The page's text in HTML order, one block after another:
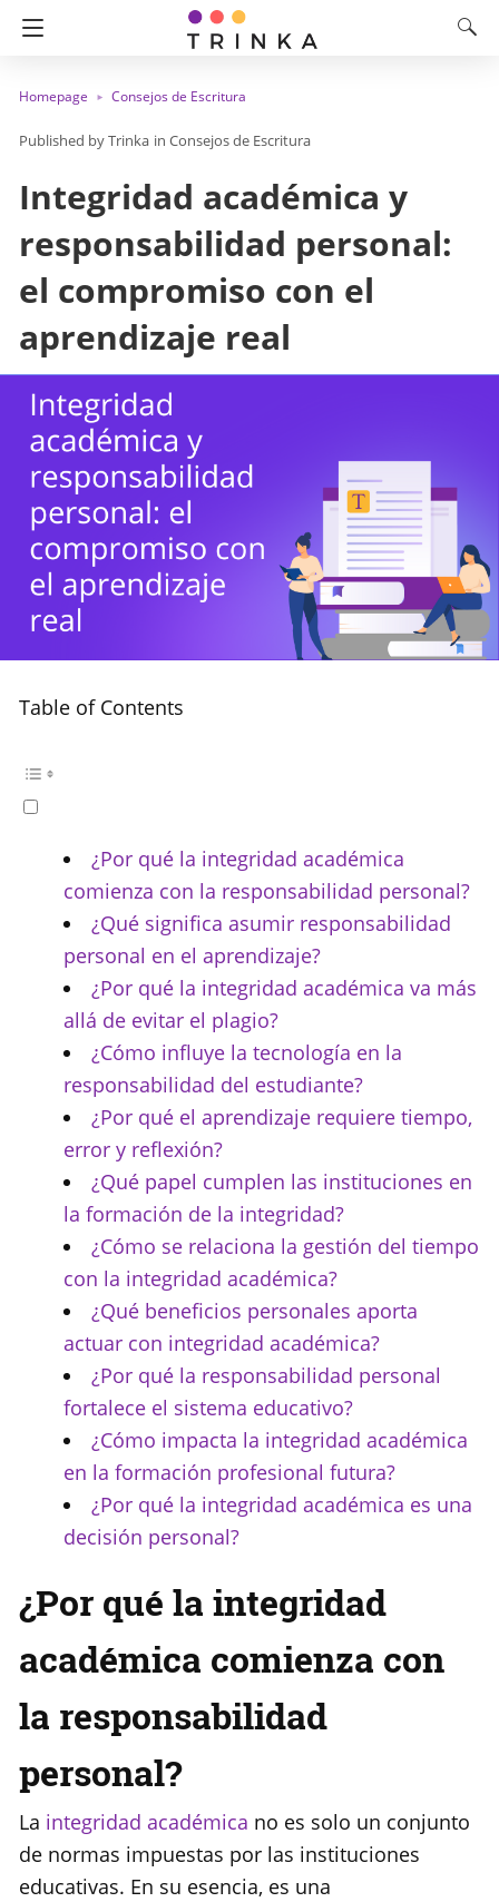
Homepage Consejos de Escritura
Trinka in Consejos de Escritura
Integridad académica y
responsabilidad personal:
el compromiso con el
aprendizaje real
Table of Contents
¿Por qué la integridad académica
comienza con la responsabilidad personal?
¿Qué significa asumir responsabilidad
personal en el aprendizaje?
¿Por qué la integridad académica va más
allá de evitar el plagio?
¿Cómo influye la tecnología en la
responsabilidad del estudiante?
¿Por qué el aprendizaje requiere tiempo,
error y reflexión?
¿Qué papel cumplen las instituciones en
la formación de la integridad?
¿Cómo se relaciona la gestión del tiempo
con la integridad académica?
¿Qué beneficios personales aporta
actuar con integridad académica?
¿Por qué la responsabilidad personal
fortalece el sistema educativo?
¿Cómo impacta la integridad académica
en la formación profesional futura?
¿Por qué la integridad académica es una
decisión personal?
¿Por qué la integridad
académica comienza con
la responsabilidad
personal?
La integridad académica no es solo un conjunto
de normas impuestas por las instituciones
educativas. En su esencia, es una